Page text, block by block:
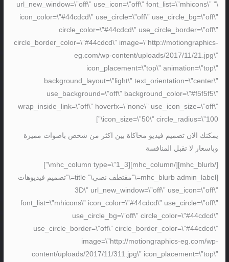
\” url_new_window=\”off\” use_icon=\”off\” font_list=\”mhicons\”
icon_color=\”#44cdcd\” use_circle=\”off\” use_circle_bg=\”off\”
circle_color=\”#44cdcd\” use_circle_border=\”off\”
circle_border_color=\”#44cdcd\” image=\”http://motiongraphics-
eg.com/wp-content/uploads/2017/11/21.jpg\”
icon_placement=\”top\” animation=\”top\”
background_layout=\”light\” text_orientation=\”center\”
use_background=\”off\” background_color=\”#f5f5f5\”
wrap_inside_link=\”off\” hoverfx=\”none\” use_icon_size=\”off\”
icon_size=\”50\” circle_radius=\”100\”]
يمكنك الان تصميم فيديو محاكاة بين اكثر من شخص باصوات مميزة
وباسعار لا تقبل المنافسة
[/mhc_blurb][/mhc_column][mhc_column type=\”1_3\”]
[mhc_blurb admin_label=\”مقتطف نصي\” title=\”تصميم فيديوهات
3D\” url_new_window=\”off\” use_icon=\”off\”
font_list=\”mhicons\” icon_color=\”#44cdcd\” use_circle=\”off\”
use_circle_bg=\”off\” circle_color=\”#44cdcd\”
use_circle_border=\”off\” circle_border_color=\”#44cdcd\”
image=\”http://motiongraphics-eg.com/wp-
content/uploads/2017/11/311.jpg\” icon_placement=\”top\”